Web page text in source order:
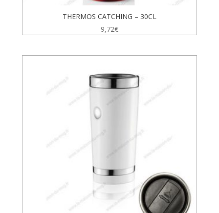
THERMOS CATCHING – 30CL
9,72€